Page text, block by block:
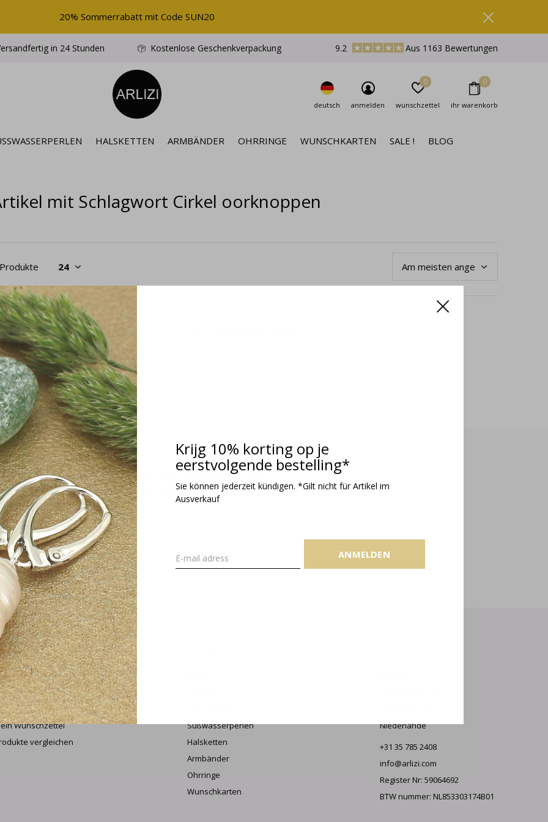
Krijg 10% korting op je
eerstvolgende bestelling*
Sie können jederzeit kündigen. *Gilt nicht für Artikel im
Ausverkauf
ANMELDEN
HALSKETTEN ARMBÄNDER OHRRINGE WUNSCHKARTEN SALE ! BLOG
deutsch anmelden wunschzettel
0
ihr warenkorb
0
in 24 Stunden Kostenlose Geschenkverpackung 9.2 Aus 1163 Bewertungen
20% Sommerrabatt mit Code SUN20
mit Schlagwort Cirkel oorknoppen
Melden Sie sich für unseren Newsletter an
Erhalten Sie die neuesten Angebote und Aktionen
Konto
anlegen
Bestellungen
beantragen
Wunschzettel
vergleichen
Süßwasserperlen
Halsketten
Armbänder
Ohrringe
Wunschkarten
Niederlande
+31 35 785 2408
info@arlizi.com
Register Nr: 59064692
BTW nummer: NL853303174B01